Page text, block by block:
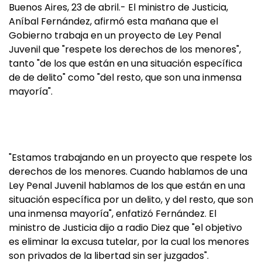
Buenos Aires, 23 de abril.- El ministro de Justicia,
Aníbal Fernández, afirmó esta mañana que el
Gobierno trabaja en un proyecto de Ley Penal
Juvenil que "respete los derechos de los menores",
tanto "de los que están en una situación específica
de de delito" como "del resto, que son una inmensa
mayoría".
"Estamos trabajando en un proyecto que respete los
derechos de los menores. Cuando hablamos de una
Ley Penal Juvenil hablamos de los que están en una
situación específica por un delito, y del resto, que son
una inmensa mayoría", enfatizó Fernández. El
ministro de Justicia dijo a radio Diez que "el objetivo
es eliminar la excusa tutelar, por la cual los menores
son privados de la libertad sin ser juzgados".